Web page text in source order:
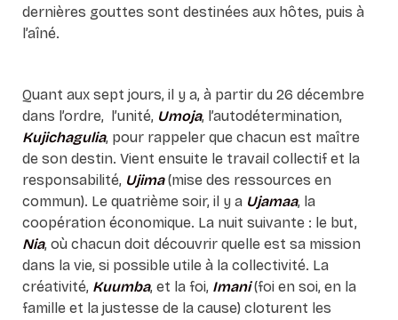
dernières gouttes sont destinées aux hôtes, puis à
l’aîné.
Quant aux sept jours, il y a, à partir du 26 décembre
dans l’ordre, l’unité, Umoja, l’autodétermination,
Kujichagulia, pour rappeler que chacun est maître
de son destin. Vient ensuite le travail collectif et la
responsabilité, Ujima(mise des ressources en
commun). Le quatrième soir, il y a Ujamaa, la
coopération économique. La nuit suivante : le but,
Nia, où chacun doit découvrir quelle est sa mission
dans la vie, si possible utile à la collectivité. La
créativité, Kuumba, et la foi, Imani(foi en soi, en la
famille et la justesse de la cause) cloturent les